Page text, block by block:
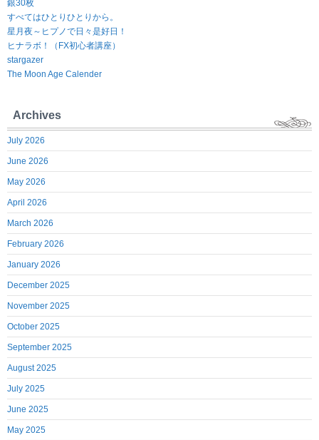
銀30枚
すべてはひとりひとりから。
星月夜～ヒプノで日々是好日！
ヒナラボ！（FX初心者講座）
stargazer
The Moon Age Calender
Archives
July 2026
June 2026
May 2026
April 2026
March 2026
February 2026
January 2026
December 2025
November 2025
October 2025
September 2025
August 2025
July 2025
June 2025
May 2025